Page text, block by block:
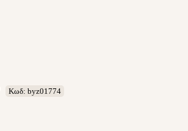
Κωδ: byz01774